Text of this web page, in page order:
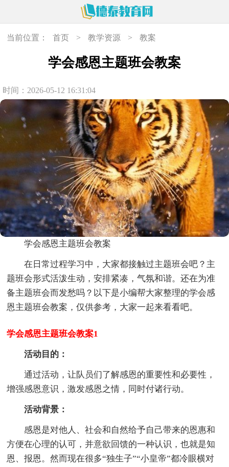
当前位置： 首页 > 教学资源 > 教案
学会感恩主题班会教案
时间：2026-05-12 16:31:04
学会感恩主题班会教案
在日常过程学习中，大家都接触过主题班会吧？主
题班会形式活泼生动，安排紧凑，气氛和谐。还在为准
备主题班会而发愁吗？以下是小编帮大家整理的学会感
恩主题班会教案，仅供参考，大家一起来看看吧。
学会感恩主题班会教案1
活动目的：
通过活动，让队员们了解感恩的重要性和必要性，
增强感恩意识，激发感恩之情，同时付诸行动。
活动背景：
感恩是对他人、社会和自然给予自己带来的恩惠和
方便在心理的认可，并意欲回馈的一种认识，也就是知
恩、报恩。然而现在很多“独生子”“小皇帝”都冷眼横对